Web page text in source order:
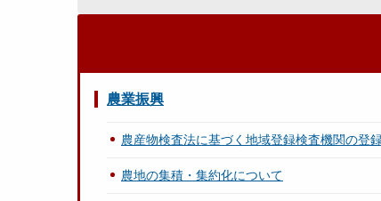
農業振興
農産物検査法に基づく地域登録検査機関の登
農地の集積・集約化について